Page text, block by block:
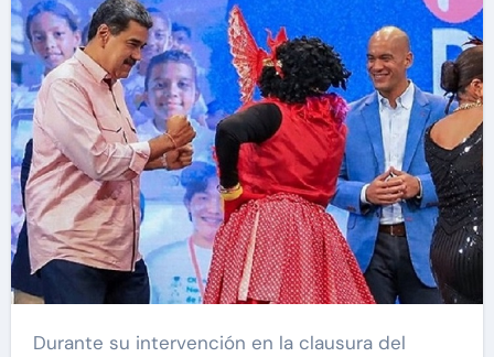
Durante su intervención en la clausura del